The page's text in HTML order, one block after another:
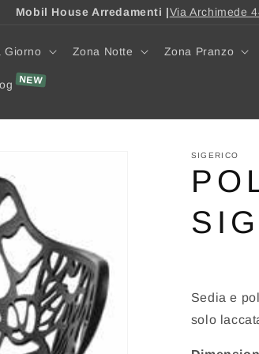
Mobil House Arredamenti |Via Archimede
Giorno Zona Notte Zona Pranzo
SIGERICO
Sedia e
solo